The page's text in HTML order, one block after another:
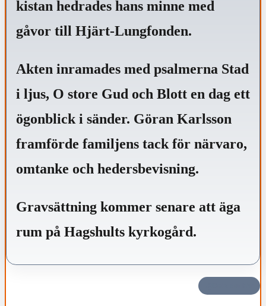
kistan hedrades hans minne med
gåvor till Hjärt-Lungfonden.
Akten inramades med psalmerna Stad
i ljus, O store Gud och Blott en dag ett
ögonblick i sänder. Göran Karlsson
framförde familjens tack för närvaro,
omtanke och hedersbevisning.
Gravsättning kommer senare att äga
rum på Hagshults kyrkogård.